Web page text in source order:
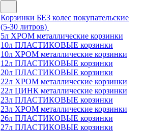
Корзинки БЕЗ колес покупательские
(5-30 литров)
5л ХРОМ металлические корзинки
10л ПЛАСТИКОВЫЕ корзинки
10л ХРОМ металлические корзинки
12л ПЛАСТИКОВЫЕ корзинки
20л ПЛАСТИКОВЫЕ корзинки
22л ХРОМ металлические корзинки
22л ЦИНК металлические корзинки
23л ПЛАСТИКОВЫЕ корзинки
23л ХРОМ металлические корзинки
26л ПЛАСТИКОВЫЕ корзинки
27л ПЛАСТИКОВЫЕ корзинки